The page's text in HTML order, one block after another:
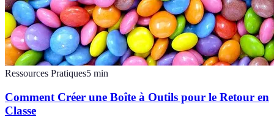
Ressources Pratiques5 min
Comment Créer une Boîte à Outils pour le Retour en
Classe